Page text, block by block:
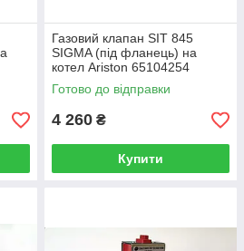
Газовий клапан SIT 845
SIGMA (під фланець) на
котел Ariston 65104254
Готово до відправки
4 260 ₴
Купити